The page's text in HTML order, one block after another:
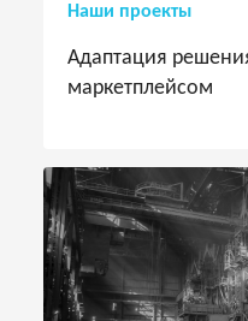
Наши проекты
Адаптация
маркетплейсом